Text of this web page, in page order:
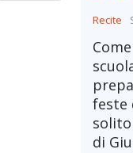
Recite
feste
di